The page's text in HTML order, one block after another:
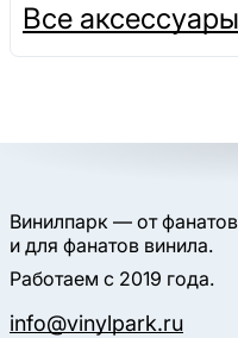
Все
Винилпарк — от
и для фанатов винила.
Работаем с 2019 года.
info@vinylpark.ru